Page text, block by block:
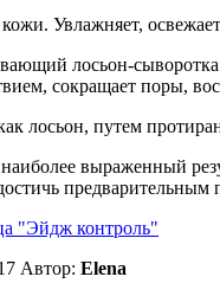
Увлажняет,
лосьон-
сокращает поры,
лосьон, путем
выраженный
"Эйдж контроль"
Автор: Elena